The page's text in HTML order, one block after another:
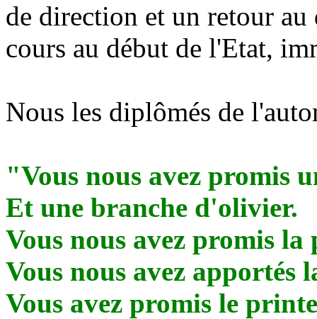
de direction et un retour
cours au début de l'Etat,
Nous les diplômés de
"Vous nous avez promis
Et une branche d'olivier.
Vous nous avez promis la
Vous nous avez apportés
Vous avez promis le